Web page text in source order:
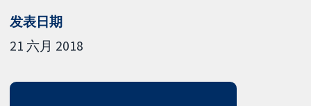
发表日期
21 六月 2018